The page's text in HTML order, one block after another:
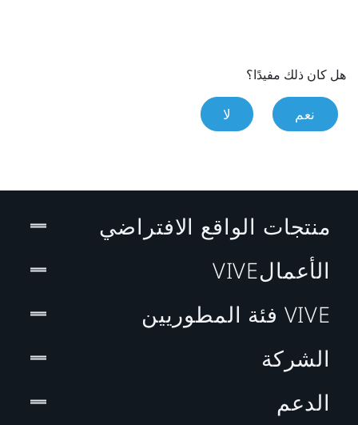
هل كان ذلك مفيدًا؟
نعم لا
منتجات الواقع الافتراضي
الأعمالVIVE
VIVE فئة المطوريين
الشركة
الدعم